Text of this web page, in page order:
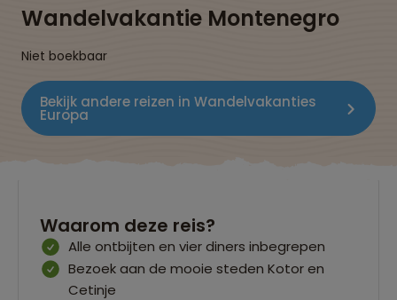
Wandelvakantie Montenegro
Niet boekbaar
Bekijk andere reizen in Wandelvakanties
Europa
Waarom deze reis?
Alle ontbijten en vier diners inbegrepen
Bezoek aan de mooie steden Kotor en
Cetinje